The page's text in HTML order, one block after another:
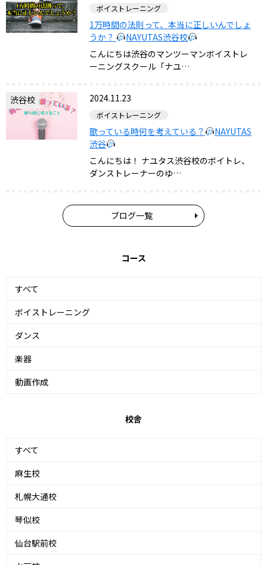
ボイストレーニング
1万時間の法則って、本当に正しいんでしょ
うか？
NAYUTAS渋谷校
こんにちは渋谷のマンツーマンボイストレ
ーニングスクール「ナユ…
渋谷校 2024.11.23
ボイストレーニング
歌っている時何を考えている？
NAYUTAS
渋谷
こんにちは！ ナユタス渋谷校のボイトレ、
ダンストレーナーのゆ…
ブログ一覧
コース
すべて
ボイストレーニング
ダンス
楽器
動画作成
校舎
すべて
麻生校
札幌大通校
琴似校
仙台駅前校